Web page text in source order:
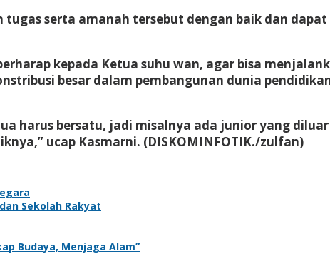
serta amanah tersebut dengan baik dan
kepada Ketua suhu wan, agar bisa
besar dalam pembangunan dunia
harus bersatu, jadi misalnya ada junior yang
ucap Kasmarni. (DISKOMINFOTIK./zulfan)
Sekolah Rakyat
Budaya, Menjaga Alam”